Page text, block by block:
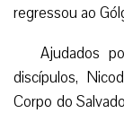
regressou ao
Ajudados
discípulos,
Corpo do